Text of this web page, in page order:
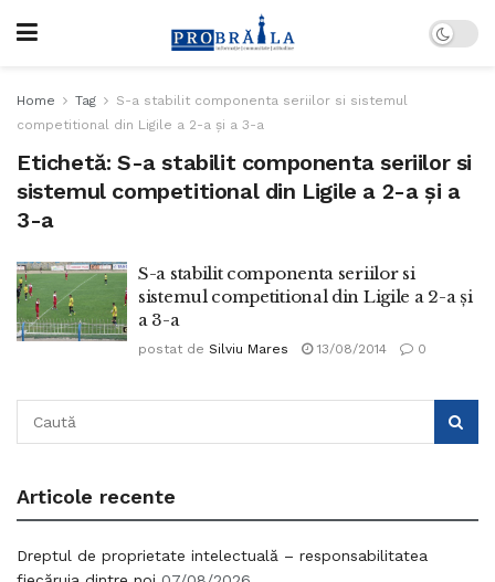
Home Tag
S-a stabilit componenta seriilor si sistemul
competitional din Ligile a 2-a și a 3-a
Etichetă: S-a stabilit componenta seriilor si
sistemul competitional din Ligile a 2-a și a
3-a
S-a stabilit componenta seriilor si
sistemul competitional din Ligile a 2-a și
a 3-a
postat de Silviu Mares 13/08/2014 0
Articole recente
Dreptul de proprietate intelectuală – responsabilitatea